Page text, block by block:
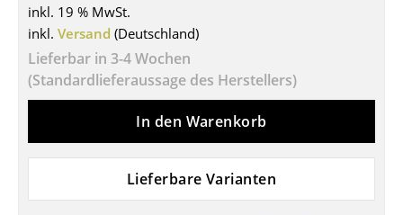
Schreibtische
Sekretäre & PC-Tische
Konferenztische
Stehtische & Stehpulte
Kindertische
Gartentische
inkl. 19 % MwSt.
inkl. Versand (Deutschland)
Lieferbar in 3-4 Wochen
(Standardlieferaussage des Herstellers)
In den Warenkorb
Lieferbare Varianten